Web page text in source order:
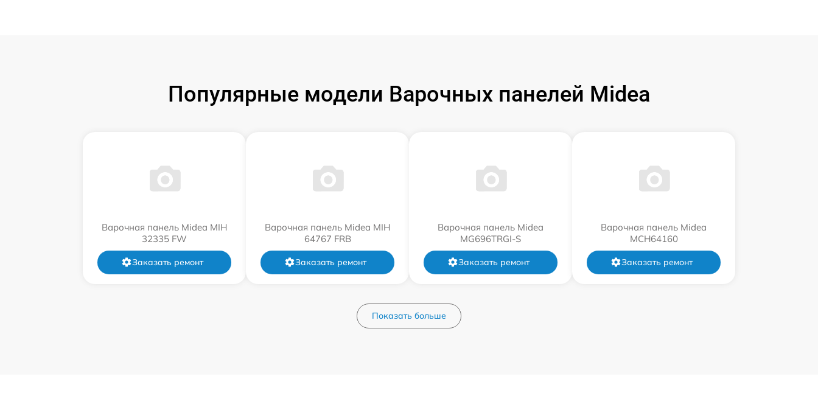
Популярные модели Варочных панелей Midea
Варочная панель Midea MIH
32335 FW
Заказать ремонт
Варочная панель Midea MIH
64767 FRB
Заказать ремонт
Варочная панель Midea
MG696TRGI-S
Заказать ремонт
Варочная панель Midea
MCH64160
Заказать ремонт
Показать больше